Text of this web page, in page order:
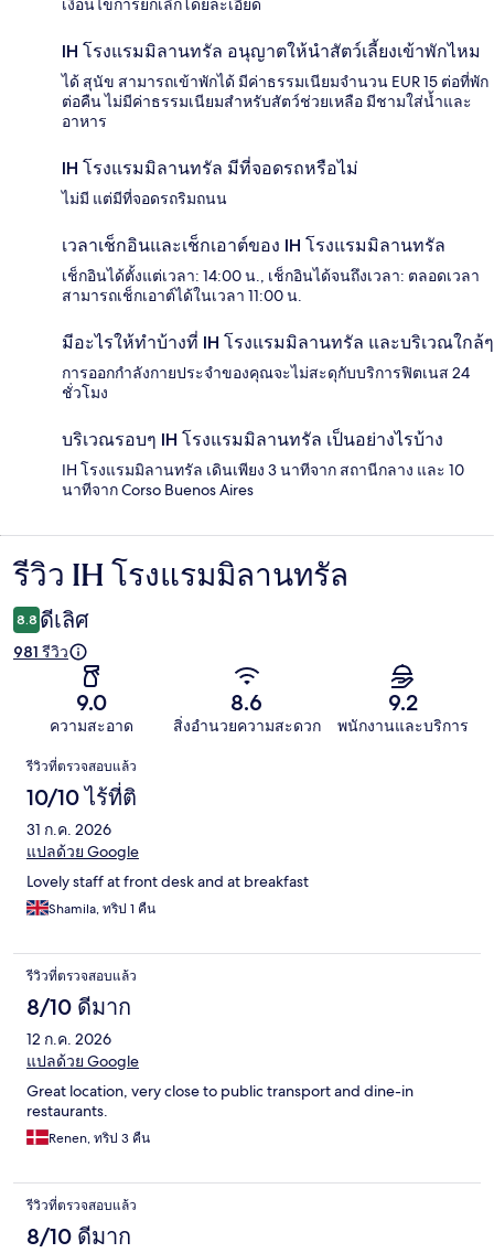
เงื่อนไขการยกเลิกโดยละเอียด
IH โรงแรมมิลานทรัล อนุญาตให้นำสัตว์เลี้ยงเข้าพักไหม
ได้ สุนัข สามารถเข้าพักได้ มีค่าธรรมเนียมจำนวน EUR 15 ต่อที่พัก
ต่อคืน ไม่มีค่าธรรมเนียมสำหรับสัตว์ช่วยเหลือ มีชามใส่น้ำและ
อาหาร
IH โรงแรมมิลานทรัล มีที่จอดรถหรือไม่
ไม่มี แต่มีที่จอดรถริมถนน
เวลาเช็กอินและเช็กเอาต์ของ IH โรงแรมมิลานทรัล
เช็กอินได้ตั้งแต่เวลา: 14:00 น., เช็กอินได้จนถึงเวลา: ตลอดเวลา
สามารถเช็กเอาต์ได้ในเวลา 11:00 น.
มีอะไรให้ทำบ้างที่ IH โรงแรมมิลานทรัล และบริเวณใกล้ๆ
การออกกำลังกายประจำของคุณจะไม่สะดุกับบริการฟิตเนส 24
ชั่วโมง
บริเวณรอบๆ IH โรงแรมมิลานทรัล เป็นอย่างไรบ้าง
IH โรงแรมมิลานทรัล เดินเพียง 3 นาทีจาก สถานีกลาง และ 10
นาทีจาก Corso Buenos Aires
รีวิว
รีวิว IH โรงแรมมิลานทรัล
8.8 ดีเลิศ
981 รีวิว
9.0
ความสะอาด
8.6
สิ่งอำนวยความสะดวก
9.2
พนักงานและบริการ
รีวิว
รีวิวที่ตรวจสอบแล้ว
10/10 ไร้ที่ติ
31 ก.ค. 2026
แปลด้วย Google
Lovely staff at front desk and at breakfast
Shamila, ทริป 1 คืน
รีวิวที่ตรวจสอบแล้ว
8/10 ดีมาก
12 ก.ค. 2026
แปลด้วย Google
Great location, very close to public transport and dine-in
restaurants.
Renen, ทริป 3 คืน
รีวิวที่ตรวจสอบแล้ว
8/10 ดีมาก